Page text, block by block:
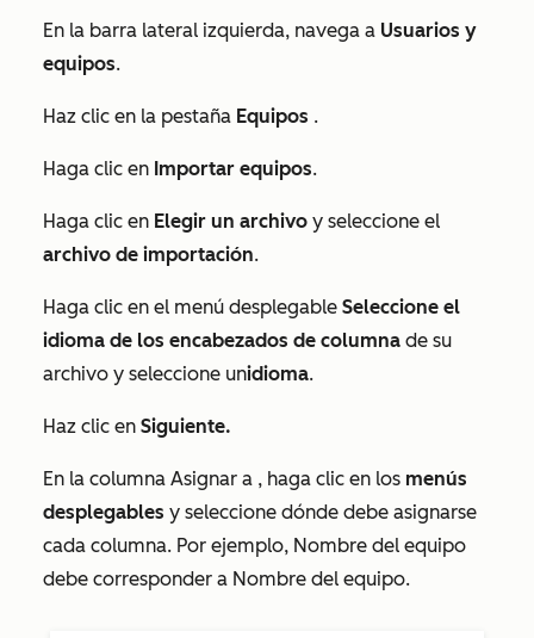
En la barra lateral izquierda, navega a Usuarios y
equipos.
Haz clic en la pestaña Equipos .
Haga clic en Importar equipos.
Haga clic en Elegir un archivo y seleccione el
archivo de importación.
Haga clic en el menú desplegable Seleccione el
idioma de los encabezados de columna de su
archivo y seleccione unidioma.
Haz clic en Siguiente.
En la columna Asignar a , haga clic en los menús
desplegables y seleccione dónde debe asignarse
cada columna. Por ejemplo, Nombre del equipo
debe corresponder a Nombre del equipo.